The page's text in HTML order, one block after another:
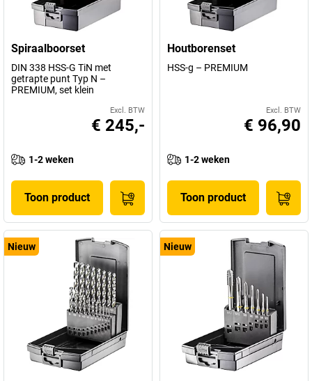
Spiraalboorset
DIN 338 HSS-G TiN met
getrapte punt Typ N –
PREMIUM, set klein
Excl. BTW
€ 245,-
1-2 weken
Toon product
Houtborenset
HSS-g – PREMIUM
Excl. BTW
€ 96,90
1-2 weken
Toon product
Nieuw Nieuw